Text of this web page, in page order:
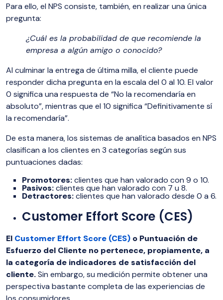
Para ello, el NPS consiste, también, en realizar una única
pregunta:
¿Cuál es la probabilidad de que recomiende la
empresa a algún amigo o conocido?
Al culminar la entrega de última milla, el cliente puede
responder dicha pregunta en la escala del 0 al 10. El valor
0 significa una respuesta de “No la recomendaría en
absoluto”, mientras que el 10 significa “Definitivamente sí
la recomendaría”.
De esta manera, los sistemas de analítica basados en NPS
clasifican a los clientes en 3 categorías según sus
puntuaciones dadas:
Promotores:clientes que han valorado con 9 o 10.
Pasivos:clientes que han valorado con 7 u 8.
Detractores:clientes que han valorado desde 0 a 6.
Customer Effort Score (CES)
El Customer Effort Score (CES) o Puntuación de
Esfuerzo del Cliente no pertenece, propiamente, a
la categoría de indicadores de satisfacción del
cliente.Sin embargo, su medición permite obtener una
perspectiva bastante completa de las experiencias de